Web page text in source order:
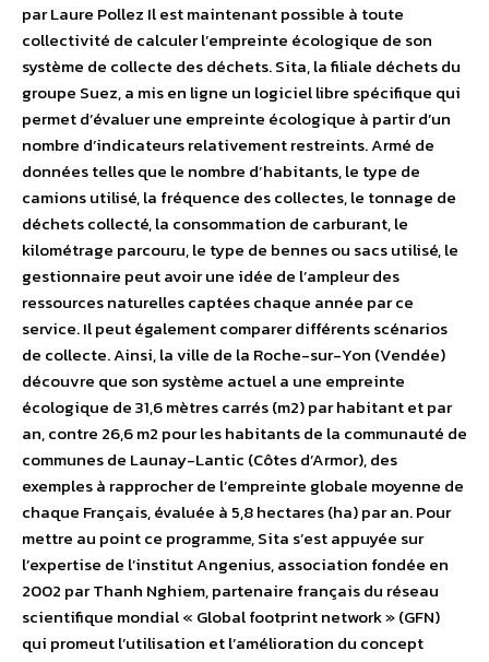
par Laure Pollez Il est maintenant possible à toute
collectivité de calculer l’empreinte écologique de son
système de collecte des déchets. Sita, la filiale déchets du
groupe Suez, a mis en ligne un logiciel libre spécifique qui
permet d’évaluer une empreinte écologique à partir d’un
nombre d’indicateurs relativement restreints. Armé de
données telles que le nombre d’habitants, le type de
camions utilisé, la fréquence des collectes, le tonnage de
déchets collecté, la consommation de carburant, le
kilométrage parcouru, le type de bennes ou sacs utilisé, le
gestionnaire peut avoir une idée de l’ampleur des
ressources naturelles captées chaque année par ce
service. Il peut également comparer différents scénarios
de collecte. Ainsi, la ville de la Roche-sur-Yon (Vendée)
découvre que son système actuel a une empreinte
écologique de 31,6 mètres carrés (m2) par habitant et par
an, contre 26,6 m2 pour les habitants de la communauté de
communes de Launay-Lantic (Côtes d’Armor), des
exemples à rapprocher de l’empreinte globale moyenne de
chaque Français, évaluée à 5,8 hectares (ha) par an. Pour
mettre au point ce programme, Sita s’est appuyée sur
l’expertise de l’institut Angenius, association fondée en
2002 par Thanh Nghiem, partenaire français du réseau
scientifique mondial « Global footprint network » (GFN)
qui promeut l’utilisation et l’amélioration du concept